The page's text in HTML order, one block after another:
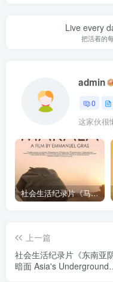
Live every
把活着的
admin
0
这家伙很
社会生活纪录片《马加拉 Makala》下载
上一篇
社会生活纪录片《东南亚
暗面 Asia's Underground